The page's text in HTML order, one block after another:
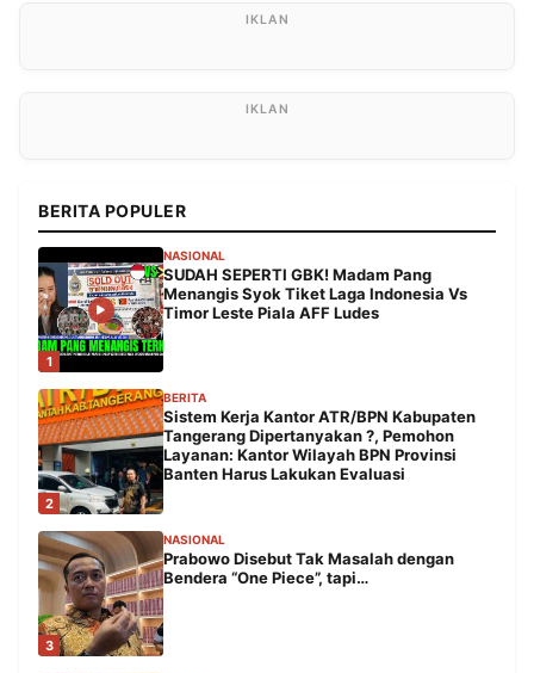
BERITA POPULER
1
NASIONAL
SUDAH SEPERTI GBK! Madam Pang
Menangis Syok Tiket Laga Indonesia Vs
Timor Leste Piala AFF Ludes
2
BERITA
Sistem Kerja Kantor ATR/BPN Kabupaten
Tangerang Dipertanyakan ?, Pemohon
Layanan: Kantor Wilayah BPN Provinsi
Banten Harus Lakukan Evaluasi
3
NASIONAL
Prabowo Disebut Tak Masalah dengan
Bendera “One Piece”, tapi…